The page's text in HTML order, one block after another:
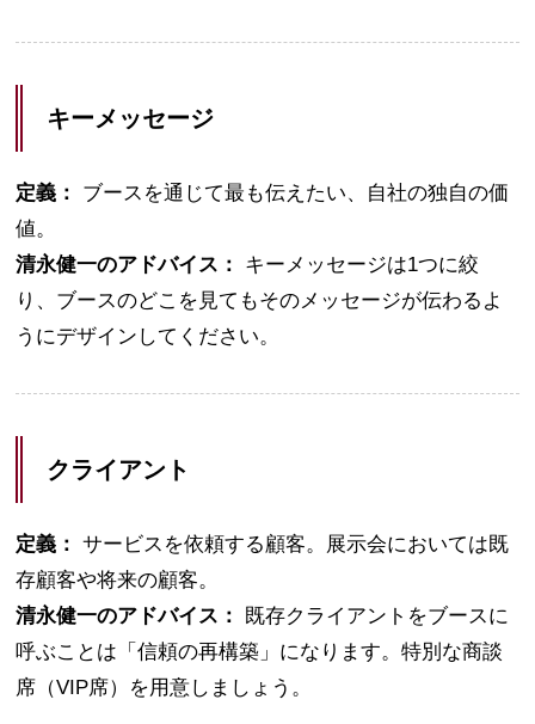
キーメッセージ
定義：
ブースを通じて最も伝えたい、自社の独自の価
値。
清永健一のアドバイス：
キーメッセージは1つに絞
り、ブースのどこを見てもそのメッセージが伝わるよ
うにデザインしてください。
クライアント
定義： サービスを依頼する顧客。展示会においては既
存顧客や将来の顧客。
清永健一のアドバイス：
既存クライアントをブースに
呼ぶことは「信頼の再構築」になります。特別な商談
席（VIP席）を用意しましょう。